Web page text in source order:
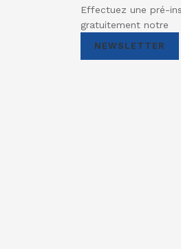
Effectuez une pré-
gratuitement notre
NEWSLETTER